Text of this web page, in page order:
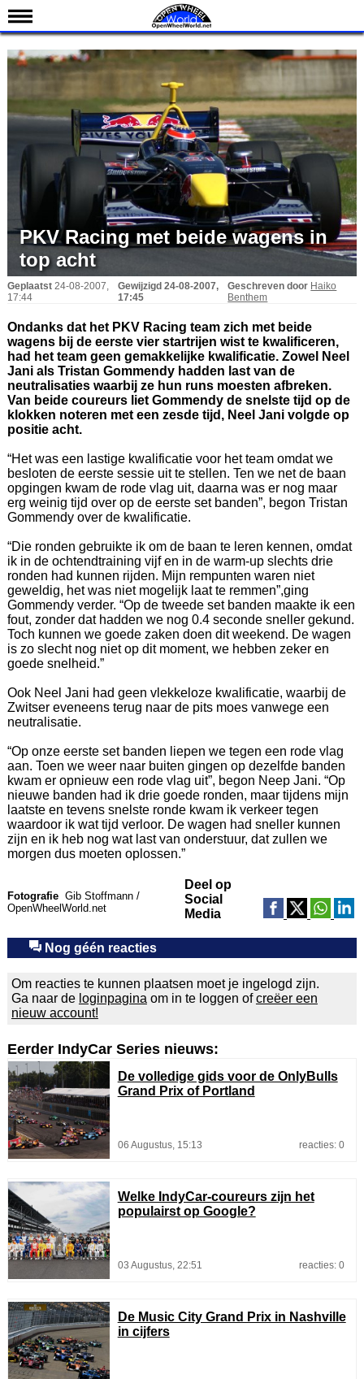
Nieuws
Kalender
Uitslagen
Standen
Coureurs
Teams
IndyCar 101
Indy 500
English
PKV Racing met beide wagens in
top acht
Geplaatst 24-08-2007,
17:44
Gewijzigd 24-08-2007,
17:45
Geschreven door Haiko
Benthem
Ondanks dat het PKV Racing team zich met beide
wagens bij de eerste vier startrijen wist te kwalificeren,
had het team geen gemakkelijke kwalificatie. Zowel Neel
Jani als Tristan Gommendy hadden last van de
neutralisaties waarbij ze hun runs moesten afbreken.
Van beide coureurs liet Gommendy de snelste tijd op de
klokken noteren met een zesde tijd, Neel Jani volgde op
positie acht.
“Het was een lastige kwalificatie voor het team omdat we
besloten de eerste sessie uit te stellen. Ten we net de baan
opgingen kwam de rode vlag uit, daarna was er nog maar
erg weinig tijd over op de eerste set banden”, begon Tristan
Gommendy over de kwalificatie.
“Die ronden gebruikte ik om de baan te leren kennen, omdat
ik in de ochtendtraining vijf en in de warm-up slechts drie
ronden had kunnen rijden. Mijn rempunten waren niet
geweldig, het was niet mogelijk laat te remmen”,ging
Gommendy verder. “Op de tweede set banden maakte ik een
fout, zonder dat hadden we nog 0.4 seconde sneller gekund.
Toch kunnen we goede zaken doen dit weekend. De wagen
is zo slecht nog niet op dit moment, we hebben zeker en
goede snelheid.”
Ook Neel Jani had geen vlekkeloze kwalificatie, waarbij de
Zwitser eveneens terug naar de pits moes vanwege een
neutralisatie.
“Op onze eerste set banden liepen we tegen een rode vlag
aan. Toen we weer naar buiten gingen op dezelfde banden
kwam er opnieuw een rode vlag uit”, begon Neep Jani. “Op
nieuwe banden had ik drie goede ronden, maar tijdens mijn
laatste en tevens snelste ronde kwam ik verkeer tegen
waardoor ik wat tijd verloor. De wagen had sneller kunnen
zijn en ik heb nog wat last van onderstuur, dat zullen we
morgen dus moeten oplossen.”
Fotografie Gib Stoffmann /
OpenWheelWorld.net
Deel op
Social
Media
Nog géén reacties
Om reacties te kunnen plaatsen moet je ingelogd zijn.
Ga naar de loginpagina om in te loggen ofcreëer een
nieuw account!
Eerder IndyCar Series nieuws:
De volledige gids voor de OnlyBulls
Grand Prix of Portland
06 Augustus, 15:13 reacties: 0
Welke IndyCar-coureurs zijn het
populairst op Google?
03 Augustus, 22:51 reacties: 0
De Music City Grand Prix in Nashville
in cijfers